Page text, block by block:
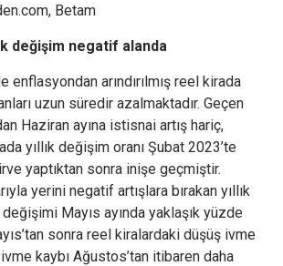
Betam
değişim negatif alanda
enflasyondan arındırılmış reel kirada
uzun süredir azalmaktadır. Geçen
Haziran ayına istisnai artış hariç,
yıllık değişim oranı Şubat 2023’te
yaptıktan sonra inişe geçmiştir.
yerini negatif artışlara bırakan yıllık
Mayıs ayında yaklaşık yüzde
sonra reel kiralardaki düşüş ivme
kaybı Ağustos’tan itibaren daha